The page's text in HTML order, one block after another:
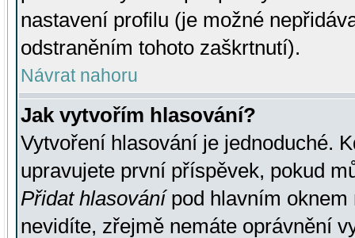
nastavení profilu (je možné
odstraněním tohoto zaškrtnutí).
Návrat nahoru
Jak vytvořím hlasování?
Vytvoření hlasování je jednoduché.
upravujete první příspěvek, pokud
Přidat hlasovánípod hlavním oknem
nevidíte, zřejmě nemáte oprávnění